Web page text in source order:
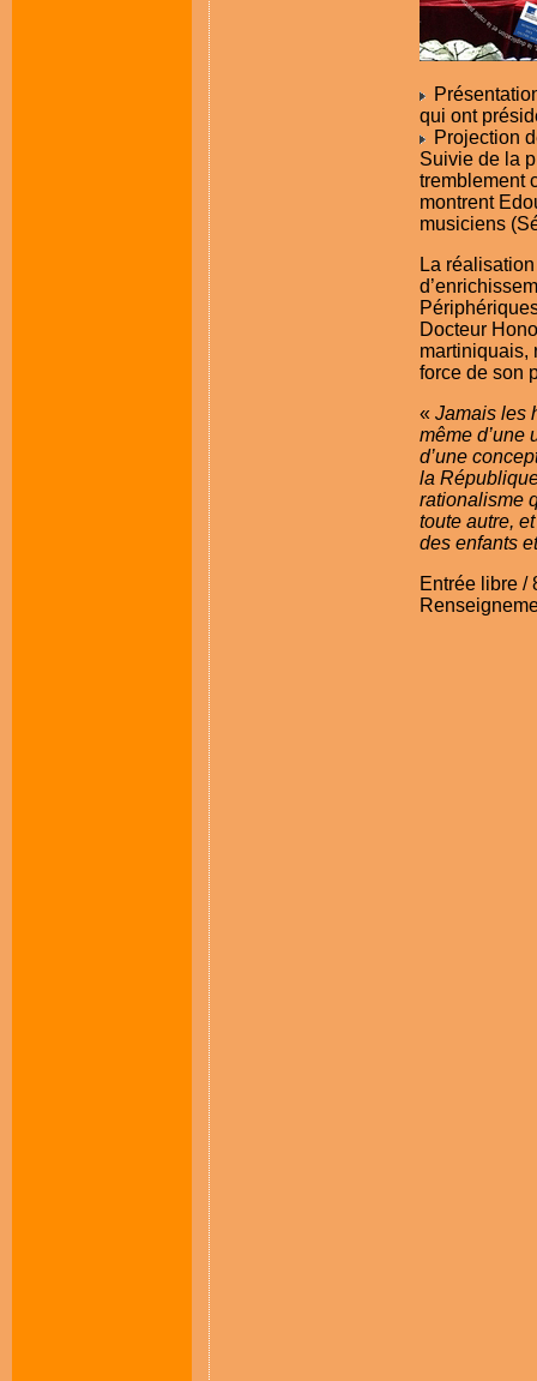
qui ont
Projection
Suivie de la
tremblement
montrent
musiciens
La
Docteur
martiniquais,
force de son
« Jamais les
même d’une
d’une
la
rationalisme
toute autre,
des enfants
Entrée libre /